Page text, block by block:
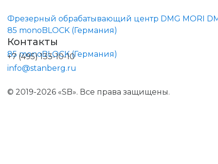
Фрезерный обрабатывающий центр DMG MORI
85 monoBLOCK (Германия)
Контакты
+7 (495) 133-10-10
info@stanberg.ru
© 2019-2026 «SB». Все права защищены.